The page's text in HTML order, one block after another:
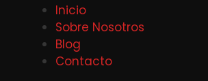
Inicio
Sobre Nosotros
Blog
Contacto